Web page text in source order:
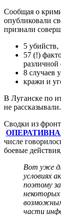
Сообщая о
опубликовали
признали
5 убийств,
57 (!)
различной
8 случаев
кражи и
В Луганске по
не рассказывали.
Сводки из
числе
боевые
Вот уже
условиях
поэтому
части